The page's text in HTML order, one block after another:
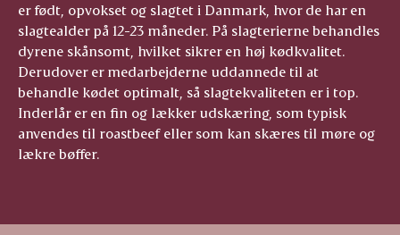
er født, opvokset og slagtet i Danmark, hvor de har en
slagtealder på 12-23 måneder. På slagterierne behandles
dyrene skånsomt, hvilket sikrer en høj kødkvalitet.
Derudover er medarbejderne uddannede til at
behandle kødet optimalt, så slagtekvaliteten er i top.
Inderlår er en fin og lækker udskæring, som typisk
anvendes til roastbeef eller som kan skæres til møre og
lækre bøffer.